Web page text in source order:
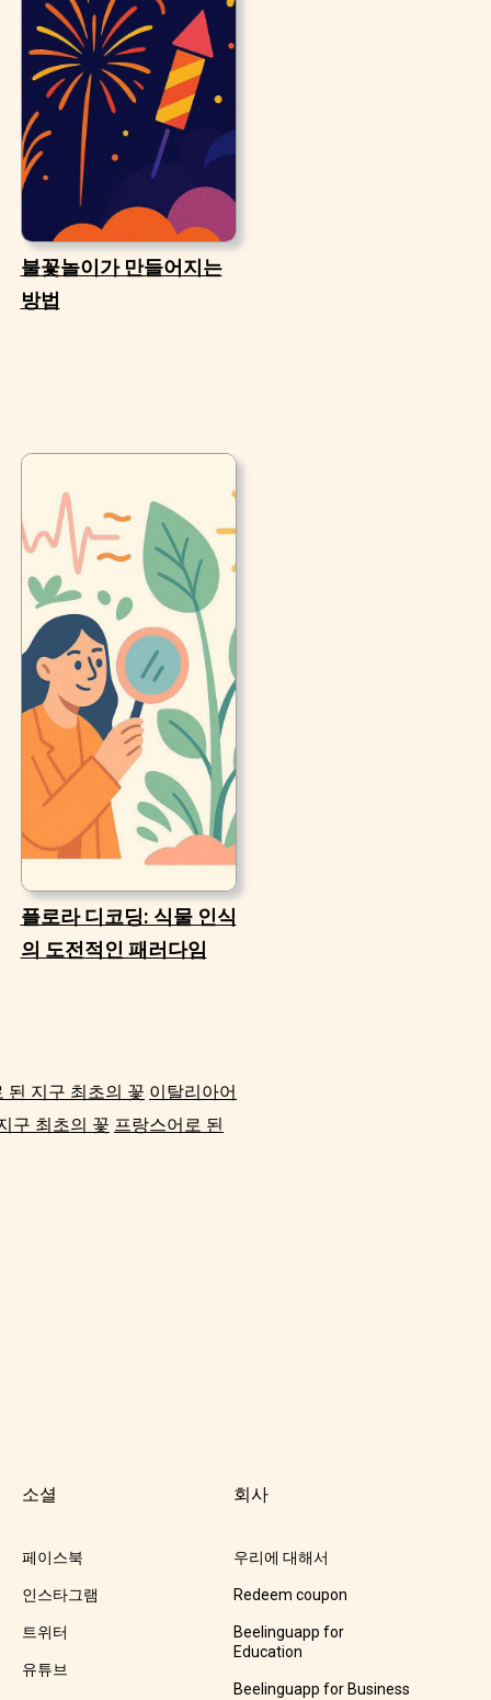
불꽃놀이가 만들어지는
방법
플로라 디코딩: 식물 인식
의 도전적인 패러다임
된 지구 최초의 꽃 이탈리아어
구 최초의 꽃 프랑스어로 된
소셜
페이스북
인스타그램
트위터
유튜브
회사
우리에 대해서
Redeem coupon
Beelinguapp for
Education
Beelinguapp for Business